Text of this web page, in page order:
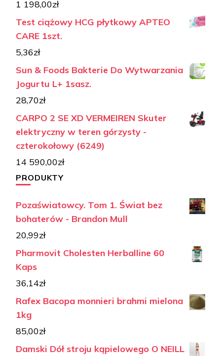
1 198,00zł
Test ciążowy HCG płytkowy APTEO
CARE 1szt.
5,36zł
Sun & Foods Bakterie Do Wytwarzania
Jogurtu L+ 1sasz.
28,70zł
CARPO 2 SE XD VERMEIREN Skuter
elektryczny w teren górzysty -
czterokołowy (6249)
14 590,00zł
PRODUKTY
Pozaświatowcy. Tom 1. Świat bez
bohaterów - Brandon Mull
20,99zł
Pharmovit Cholesten Herballine 60
Kaps
36,14zł
Rafex Bacopa monnieri brahmi mielona
1kg
85,00zł
Damski Dół stroju kąpielowego O NEILL